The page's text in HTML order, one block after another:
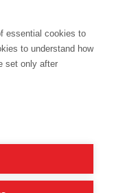
essential cookies to
to understand how
set only after
autorais